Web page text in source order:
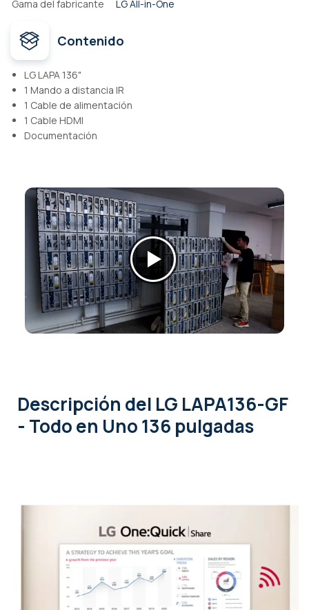
Gama del fabricante LG All-in-One
Contenido
LG LAPA 136"
1 Mando a distancia IR
1 Cable de alimentación
1 Cable HDMI
Documentación
Descripción del LG LAPA136-GF
- Todo en Uno 136 pulgadas